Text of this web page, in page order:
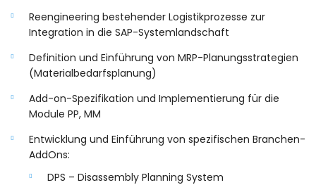
Reengineering bestehender Logistikprozesse zur
Integration in die SAP-Systemlandschaft
Definition und Einführung von MRP-Planungsstrategien
(Materialbedarfsplanung)
Add-on-Spezifikation und Implementierung für die
Module PP, MM
Entwicklung und Einführung von spezifischen Branchen-
AddOns:
DPS – Disassembly Planning System